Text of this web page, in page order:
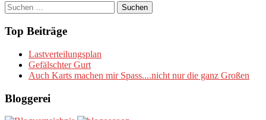
Suchen
nach:
Top Beiträge
Lastverteilungsplan
Gefälschter Gurt
Auch Karts machen mir Spass....nicht nur die ganz Großen
Bloggerei